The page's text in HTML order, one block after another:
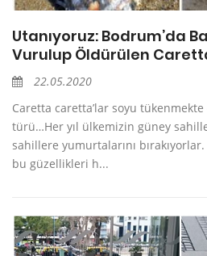
Utanıyoruz: Bodrum’da
Vurulup Öldürülen
22.05.2020
Caretta caretta’lar soyu
türü…Her yıl ülkemizin güney
sahillere yumurtalarını
bu güzellikleri h...